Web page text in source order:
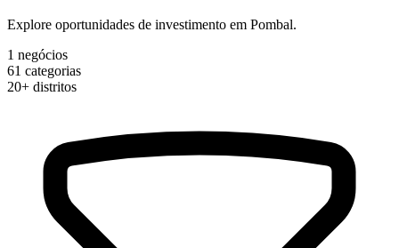
Explore oportunidades de investimento em Pombal.
1 negócios
61 categorias
20+ distritos